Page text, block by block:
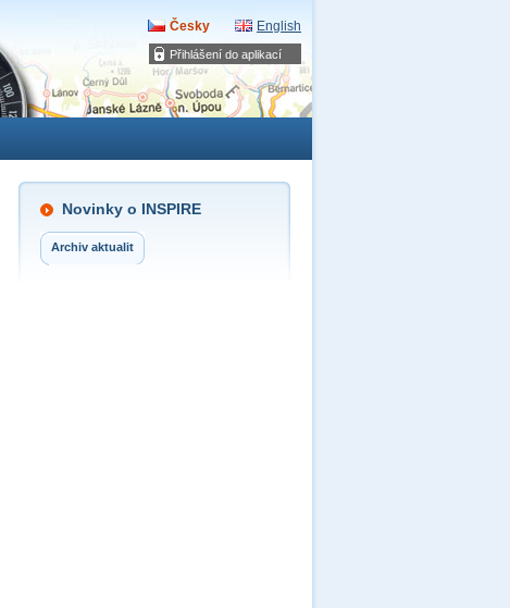
Přihlášení do aplikací
Česky English
Novinky o INSPIRE
Archiv aktualit